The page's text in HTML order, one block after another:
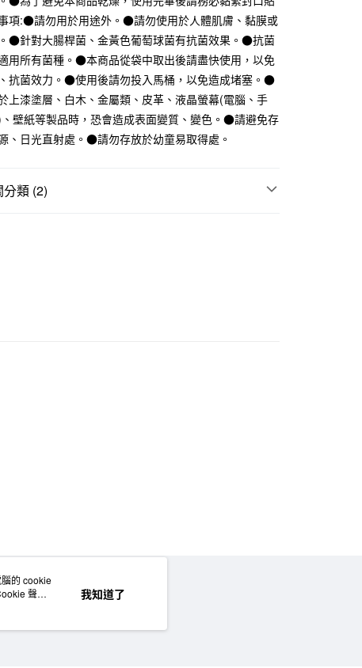
款
，滿NT$1,000(含以上)免運費
取貨
，滿NT$1,000(含以上)免運費
款
，滿NT$1,000(含以上)免運費
，滿NT$1,000(含以上)免運費
，滿NT$2,000(含以上)免運費
項:●請勿用於用途外。●請勿使用於人體肌膚、黏膜或
●針對大腸桿菌、金黃色葡萄球菌有抗菌效果。●抗菌
用所有菌種。●本商品從袋中取出後請盡快使用，以免
抗菌效力。●使用後請勿投入馬桶，以免造成堵塞。●
上漆塗層、白木、金屬類、皮革、液晶螢幕(電腦、手
壁紙等製品時，恐會造成表面變質、變色。●請避免存
、日光直射處。●請勿存放於幼童易取得處。
類 (2)
的 cookie
聲明
我知道了